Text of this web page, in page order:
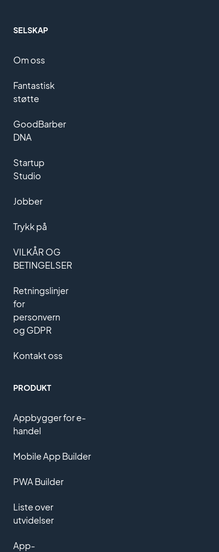
SELSKAP
Om oss
Fantastisk
støtte
GoodBarber
DNA
Startup
Studio
Jobber
Trykk på
VILKÅR OG
BETINGELSER
Retningslinjer
for
personvern
og GDPR
Kontakt oss
PRODUKT
Appbygger for e-
handel
Mobile App Builder
PWA Builder
Liste over
utvidelser
App-